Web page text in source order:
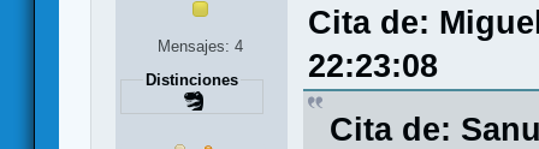
Mensajes: 4
Distinciones
Cita de:
22:23:08
Cita de: